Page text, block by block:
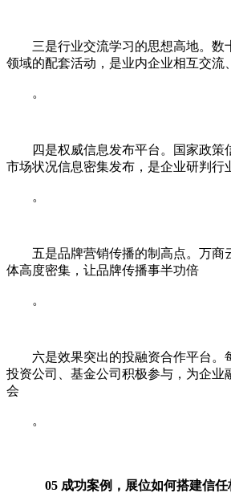
三是行业交流学习的思想高地。数
领域的配套活动，是业内企业相互交流
。
四是权威信息发布平台。国家政策
市场状况信息密集发布，是企业研判行
。
五是品牌营销传播的制高点。万商
体高度密集，让品牌传播事半功倍
。
六是效果突出的投融资合作平台。
投资公司、基金公司积极参与，为企业
会
。
05 成功案例，展位如何搭建信任